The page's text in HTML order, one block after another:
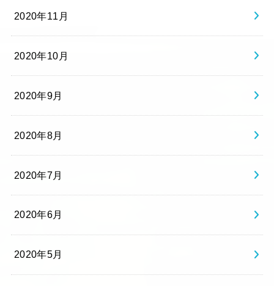
2020年11月
2020年10月
2020年9月
2020年8月
2020年7月
2020年6月
2020年5月